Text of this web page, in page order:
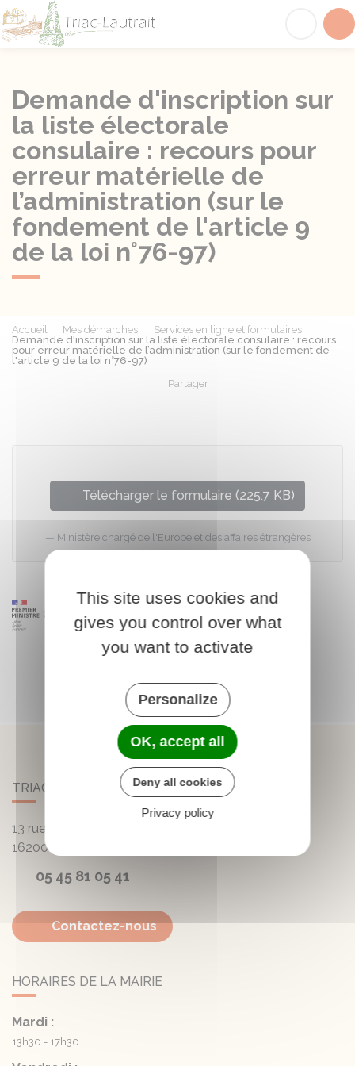
Demande d'inscription sur
la liste électorale
consulaire : recours pour
erreur matérielle de
l’administration (sur le
fondement de l'article 9
de la loi n°76-97)
Accueil Mes démarches
Services en ligne et formulaires
Demande d'inscription sur la liste électorale consulaire : recours
pour erreur matérielle de l’administration (sur le fondement de
l'article 9 de la loi n°76-97)
Partager
Télécharger le formulaire (225.7 KB)
Ministère chargé de l'Europe et des affaires étrangères
TRIAC-LAUTRAIT
13 rue de la Mairie - Lautrait
16200
05 45 81 05 41
Contactez-nous
HORAIRES DE LA MAIRIE
Mardi :
13h30 - 17h30
This site uses cookies and
gives you control over what
you want to activate
Personalize
OK, accept all
Deny all cookies
Privacy policy